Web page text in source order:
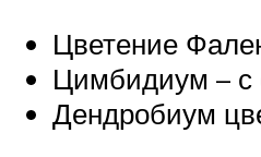
Цветение
Цимбидиум – с
Дендробиум